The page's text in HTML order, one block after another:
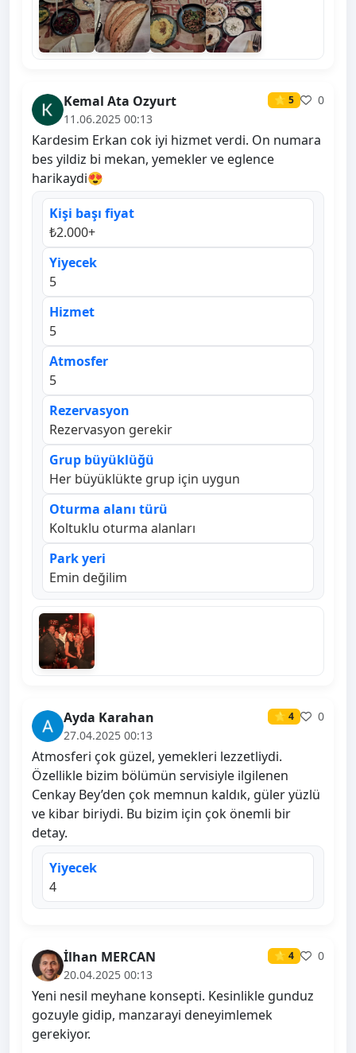
Kemal Ata Ozyurt ⭐ 5
0
11.06.2025 00:13
Kardesim Erkan cok iyi hizmet verdi. On numara
bes yildiz bi mekan, yemekler ve eglence
harikaydi😍
Kişi başı fiyat
₺2.000+
Yiyecek
5
Hizmet
5
Atmosfer
5
Rezervasyon
Rezervasyon gerekir
Grup büyüklüğü
Her büyüklükte grup için uygun
Oturma alanı türü
Koltuklu oturma alanları
Park yeri
Emin değilim
Ayda Karahan ⭐ 4
0
27.04.2025 00:13
Atmosferi çok güzel, yemekleri lezzetliydi.
Özellikle bizim bölümün servisiyle ilgilenen
Cenkay Bey’den çok memnun kaldık, güler yüzlü
ve kibar biriydi. Bu bizim için çok önemli bir
detay.
Yiyecek
4
İlhan MERCAN ⭐ 4
0
20.04.2025 00:13
Yeni nesil meyhane konsepti. Kesinlikle gunduz
gozuyle gidip, manzarayi deneyimlemek
gerekiyor.